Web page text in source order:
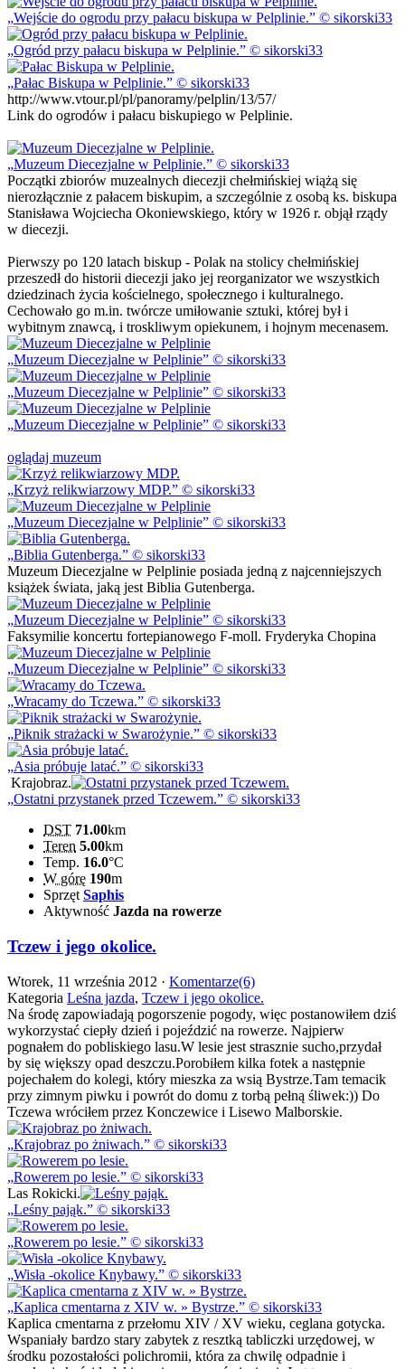
Wejście do ogrodu przy pałacu biskupa w Pelplinie. © sikorski33
Ogród przy pałacu biskupa w Pelplinie. © sikorski33
Pałac Biskupa w Pelplinie.
© sikorski33
http://www.vtour.pl/pl/panoramy/pelplin/13/57/
Link do ogrodów i pałacu biskupiego w Pelplinie.
Muzeum Diecezjalne w Pelplinie.
© sikorski33
Początki zbiorów muzealnych diecezji chełmińskiej wiążą się
nierozłącznie z pałacem biskupim, a szczególnie z osobą ks. biskupa
Stanisława Wojciecha Okoniewskiego, który w 1926 r. objął rządy
w diecezji.
Pierwszy po 120 latach biskup - Polak na stolicy chełmińskiej
przeszedł do historii diecezji jako jej reorganizator we wszystkich
dziedzinach życia kościelnego, społecznego i kulturalnego.
Cechowało go m.in. twórcze umiłowanie sztuki, której był i
wybitnym znawcą, i troskliwym opiekunem, i hojnym mecenasem.
Muzeum Diecezjalne w Pelplinie © sikorski33
Muzeum Diecezjalne w Pelplinie © sikorski33
Muzeum Diecezjalne w Pelplinie © sikorski33
oglądaj muzeum
Krzyż relikwiarzowy MDP. © sikorski33
Muzeum Diecezjalne w Pelplinie © sikorski33
Biblia Gutenberga.
© sikorski33
Muzeum Diecezjalne w Pelplinie posiada jedną z najcenniejszych
książek świata, jaką jest Biblia Gutenberga.
Muzeum Diecezjalne w Pelplinie
© sikorski33
Faksymilie koncertu fortepianowego F-moll. Fryderyka Chopina
Muzeum Diecezjalne w Pelplinie © sikorski33
Wracamy do Tczewa. © sikorski33
Piknik strażacki w Swarożynie. © sikorski33
Asia próbuje latać.
© sikorski33
Krajobraz.
Ostatni przystanek przed Tczewem.
© sikorski33
DST 71.00km
Teren 5.00km
Temp. 16.0°C
W górę 190m
Sprzęt Saphis
Aktywność Jazda na rowerze
Tczew i jego okolice.
Wtorek, 11 września 2012 · Komentarze(6)
Kategoria Leśna jazda, Tczew i jego okolice.
Na środę zapowiadają pogorszenie pogody, więc postanowiłem dziś
wykorzystać ciepły dzień i pojeździć na rowerze. Najpierw
pognałem do pobliskiego lasu.W lesie jest strasznie sucho,przydał
by się większy opad deszczu.Porobiłem kilka fotek a następnie
pojechałem do kolegi, który mieszka za wsią Bystrze.Tam temacik
przy zimnym piwku i powrót do domu z torbą pełną śliwek:)) Do
Tczewa wróciłem przez Konczewice i Lisewo Malborskie.
Krajobraz po żniwach. © sikorski33
Rowerem po lesie.
© sikorski33
Las Rokicki.
Leśny pająk.
© sikorski33
Rowerem po lesie. © sikorski33
Wisła -okolice Knybawy. © sikorski33
Kaplica cmentarna z XIV w. » Bystrze.
© sikorski33
Kaplica cmentarna z przełomu XIV / XV wieku, ceglana gotycka.
Wspaniały bardzo stary zabytek z resztką tabliczki urzędowej, w
środku pozostałości polichromii, która za chwilę odpadnie i